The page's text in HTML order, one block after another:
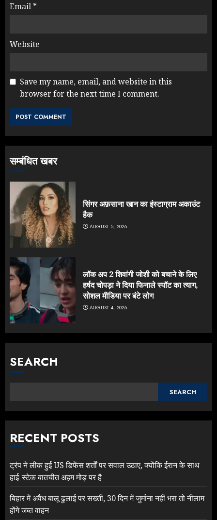
Email *
Website
Save my name, email, and website in this
browser for the next time I comment.
सम्बंधित खबर
सिंगर अफ़साना खान का इंस्टाग्राम अकाउंट
हैक
AUGUST 5, 2026
लॉक अप 2 शिवांगी जोशी को बचाने के लिए
हर्षद चोपड़ा ने दिया फिनाले स्पॉट का त्याग,
सोशल मीडिया पर बंटे लोग
AUGUST 4, 2026
SEARCH
SEARCH
RECENT POSTS
ट्रंप ने लीक हुई US डिफेंस शर्तों पर सवाल उठाए, क्योंकि ईरान के साथ
हाई-स्टेक बातचीत अहम मोड़ पर है
बिहार में अवैध बालू ढुलाई पर सख्ती, 30 दिन में जुर्माना नहीं भरा तो नीलाम
होंगे जब्त वाहन